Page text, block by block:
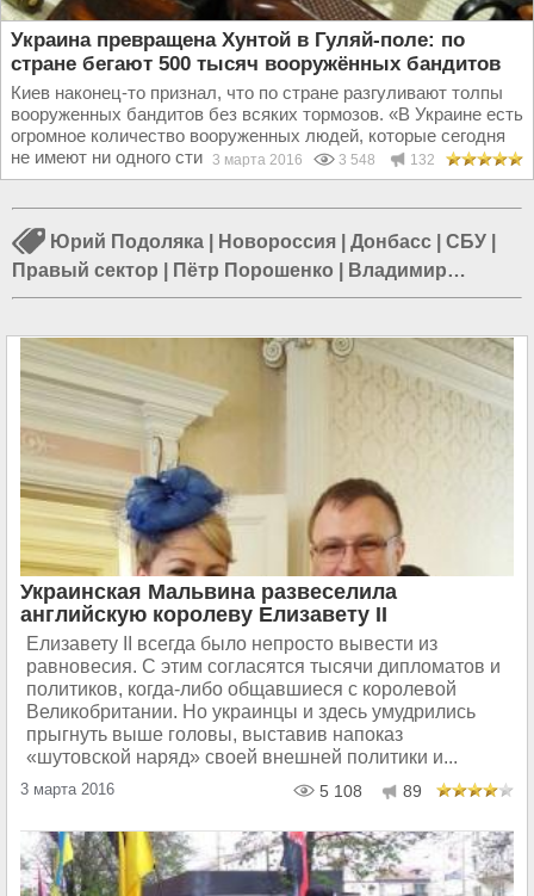
Украина превращена Хунтой в Гуляй-поле: по
стране бегают 500 тысяч вооружённых бандитов
Киев наконец-то признал, что по стране разгуливают толпы
вооруженных бандитов без всяких тормозов. «В Украине есть
огромное количество вооруженных людей, которые сегодня
не имеют ни одного стимулирующего...
3 марта 2016 3 548 132
Юрий Подоляка Новороссия Донбасс СБУ
Правый сектор
Пётр Порошенко
Владимир
Зеленский|Юрий Бойко|Николай Азаров|Игорь
Украинская Мальвина развеселила
английскую королеву Елизавету II
Елизавету II всегда было непросто вывести из
равновесия. С этим согласятся тысячи дипломатов и
политиков, когда-либо общавшиеся с королевой
Великобритании. Но украинцы и здесь умудрились
прыгнуть выше головы, выставив напоказ
«шутовской наряд» своей внешней политики и...
3 марта 2016 5 108 89